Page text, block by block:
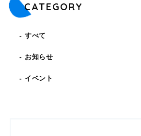
CATEGORY
すべて
お知らせ
イベント